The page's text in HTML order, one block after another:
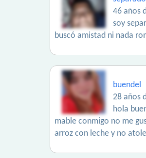
46 años
soy
buscó amistad ni nada
buendel
28 años
hola
mable conmigo no me
arroz con leche y no